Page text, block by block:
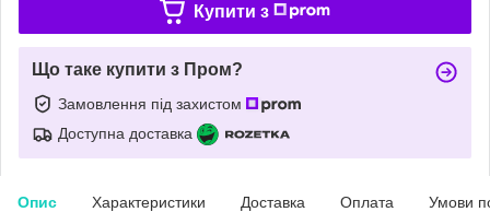
Купити з
Що таке купити з Пром?
Замовлення під захистом
Доступна доставка
Опис Характеристики Доставка Оплата Умови